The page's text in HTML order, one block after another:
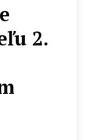
2.